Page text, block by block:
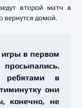
второй матч в
вернутся домой.
в первом
ребятами в
они
конечно, не